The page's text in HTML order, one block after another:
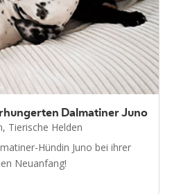
Dalmatiner Juno
, Tierische Helden
Hündin Juno bei ihrer
Neuanfang!